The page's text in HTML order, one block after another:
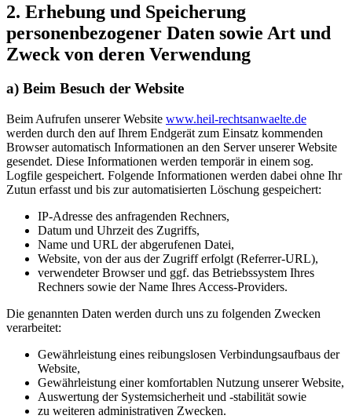
2. Erhebung und Speicherung
personenbezogener Daten sowie Art und
Zweck von deren Verwendung
a) Beim Besuch der Website
Beim Aufrufen unserer Website www.heil-rechtsanwaelte.de
werden durch den auf Ihrem Endgerät zum Einsatz kommenden
Browser automatisch Informationen an den Server unserer Website
gesendet. Diese Informationen werden temporär in einem sog.
Logfile gespeichert. Folgende Informationen werden dabei ohne Ihr
Zutun erfasst und bis zur automatisierten Löschung gespeichert:
IP-Adresse des anfragenden Rechners,
Datum und Uhrzeit des Zugriffs,
Name und URL der abgerufenen Datei,
Website, von der aus der Zugriff erfolgt (Referrer-URL),
verwendeter Browser und ggf. das Betriebssystem Ihres
Rechners sowie der Name Ihres Access-Providers.
Die genannten Daten werden durch uns zu folgenden Zwecken
verarbeitet:
Gewährleistung eines reibungslosen Verbindungsaufbaus der
Website,
Gewährleistung einer komfortablen Nutzung unserer Website,
Auswertung der Systemsicherheit und -stabilität sowie
zu weiteren administrativen Zwecken.